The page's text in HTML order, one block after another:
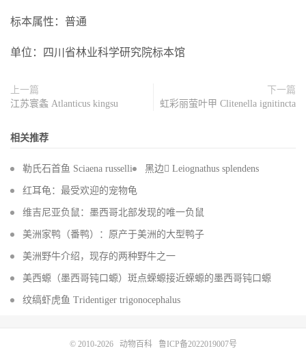
标本属性：普通
单位：四川省林业科学研究院标本馆
上一篇
江苏寰螽 Atlanticus kingsu
下一篇
虹彩丽萤叶甲 Clitenella ignitincta
相关推荐
勒氏石首鱼 Sciaena russelli 黑边 Leiognathus splendens
红耳龟：最受欢迎的宠物龟
维吉尼亚负鼠：墨西哥北部发现的唯一负鼠
美洲家鸭（番鸭）：原产于美洲的大型鸭子
美洲野牛介绍，现存的两种野牛之一
美西螈（墨西哥钝口螈）斑点蝾螈接近蝾螈的墨西哥钝口螈
纹缟虾虎鱼 Tridentiger trigonocephalus
© 2010-2026 动物百科 鲁ICP备2022019007号